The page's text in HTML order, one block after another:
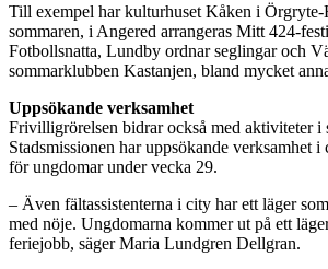
Till exempel har kulturhuset Kåken i Örgryte-
sommaren, i Angered arrangeras Mitt 424-
Fotbollsnatta, Lundby ordnar seglingar och
sommarklubben Kastanjen, bland mycket
Uppsökande verksamhet
Frivilligrörelsen bidrar också med aktiviteter i
Stadsmissionen har uppsökande verksamhet
för ungdomar under vecka 29.
– Även fältassistenterna i city har ett läger
med nöje. Ungdomarna kommer ut på ett
feriejobb, säger Maria Lundgren Dellgran.